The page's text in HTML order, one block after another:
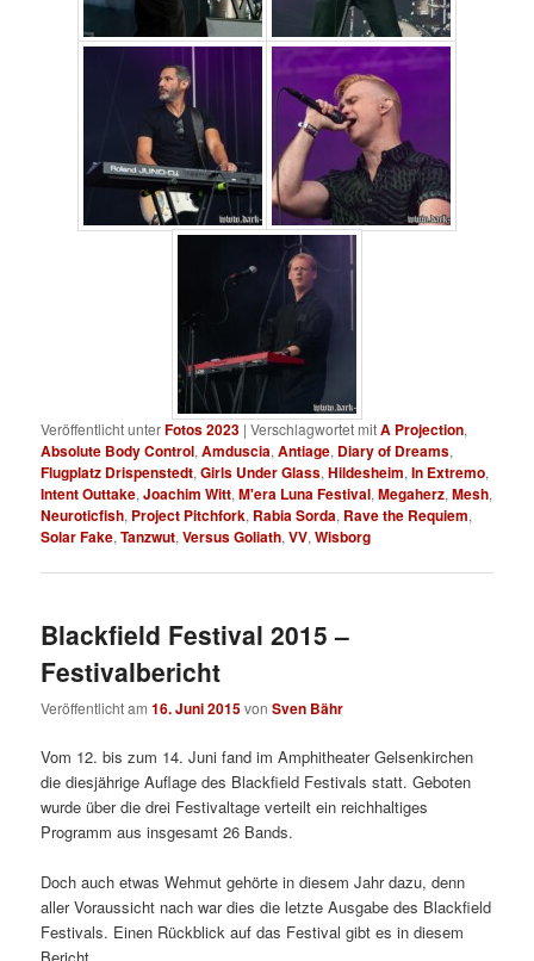
Veröffentlicht unterFotos 2023 |Verschlagwortet mitA Projection,
Absolute Body Control,Amduscia,Antiage, Diary of Dreams,
Flugplatz Drispenstedt,Girls Under Glass,Hildesheim,In Extremo,
Intent Outtake,Joachim Witt,M'era Luna Festival,Megaherz,Mesh,
Neuroticfish, Project Pitchfork, Rabia Sorda, Rave the Requiem,
Solar Fake,Tanzwut,Versus Goliath,VV,Wisborg
Blackfield Festival 2015 –
Festivalbericht
Veröffentlicht am16. Juni 2015vonSven Bähr
Vom 12. bis zum 14. Juni fand im Amphitheater Gelsenkirchen
die diesjährige Auflage des Blackfield Festivals statt. Geboten
wurde über die drei Festivaltage verteilt ein reichhaltiges
Programm aus insgesamt 26 Bands.
Doch auch etwas Wehmut gehörte in diesem Jahr dazu, denn
aller Voraussicht nach war dies die letzte Ausgabe des Blackfield
Festivals. Einen Rückblick auf das Festival gibt es in diesem